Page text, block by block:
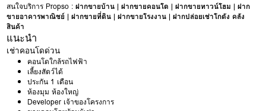
สนใจบริการ Propso :ฝากขายบ้าน |ฝากขายคอนโด |ฝากขายทาวน์โฮม |ฝาก
ขายอาคารพาณิชย์ |ฝากขายที่ดิน |ฝากขายโรงงาน |ฝากปล่อยเช่าโกดัง คลัง
สินค้า
แนะนำ
เช่าคอนโดด่วน
คอนโดใกล้รถไฟฟ้า
เลี้ยงสัตว์ได้
ประกัน 1 เดือน
ห้องมุม ห้องใหญ่
Developer เจ้าของโครงการ